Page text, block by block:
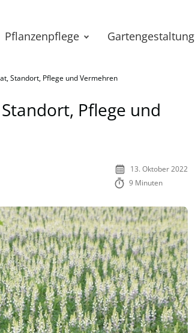
Pflanzenpflege Gartengestaltung
Standort, Pflege und Vermehren
Pflege und
13. Oktober 2022
9 Minuten